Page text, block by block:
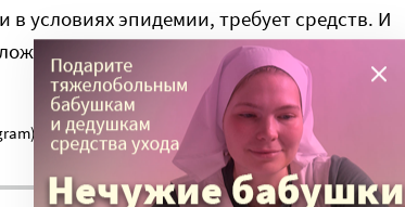
условиях эпидемии, требует средств. И
даже если вспышка останется
запрещена в России как экстремистская.